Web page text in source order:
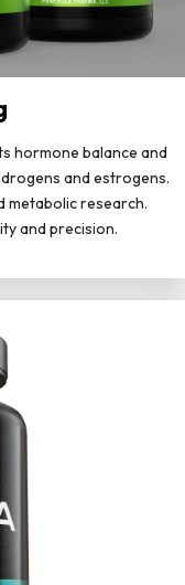
hormone balance and
and estrogens.
metabolic research.
and precision.